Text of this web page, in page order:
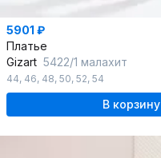
5901 ₽
Платье
Gizart 5422/1 малахит
44, 46, 48, 50, 52, 54
В корзину